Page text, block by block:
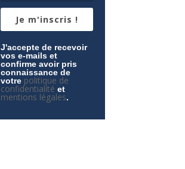
Je m'inscris !
J'accepte de recevoir
vos e-mails et
confirme avoir pris
connaissance de
votre politique de
confidentialité et
mentions légales.